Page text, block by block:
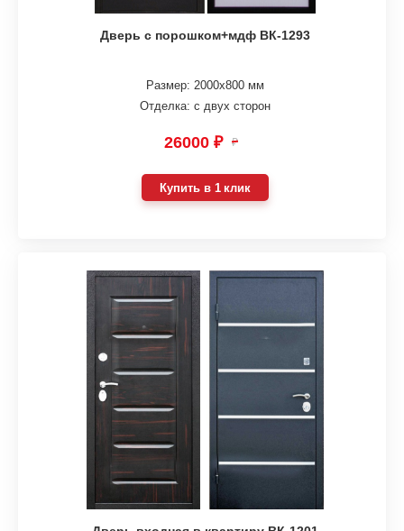
Дверь с порошком+мдф ВК-1293
Размер: 2000х800 мм
Отделка: с двух сторон
26000 ₽ ₽
Купить в 1 клик